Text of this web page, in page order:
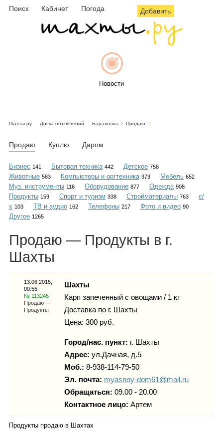
Поиск Кабинет Погода Добавить
Новости
Объявления
Гороскоп
Карты
Шахты.ру Доска объявлений Барахолка Продаю
Продаю Куплю Даром
Бизнес 141 Бытовая техника 442 Детское 758
Животные 583 Компьютеры и оргтехника 373 Мебель 652
Муз. инструменты 116 Оборудование 877 Одежда 908
Продукты 159 Спорт и туризм 338 Стройматериалы 763
с/
х 103 ТВ и аудио 162 Телефоны 217 Фото и видео 90
Другое 1265
Продаю — Продукты в г.
Шахты
13.06.2015,
00:55
№ 113245
Продаю —
Продукты
Шахты
Карп запеченный с овощами / 1 кг
Доставка по г. Шахты
Цена: 300 руб.
Город/нас. пункт: г. Шахты
Адрес: ул.Дачная, д.5
Моб.: 8-938-114-79-50
Эл. почта: myasnoy-dom61@mail.ru
Обращаться: 09.00 - 20.00
Контактное лицо: Артем
Продукты продаю в Шахтах